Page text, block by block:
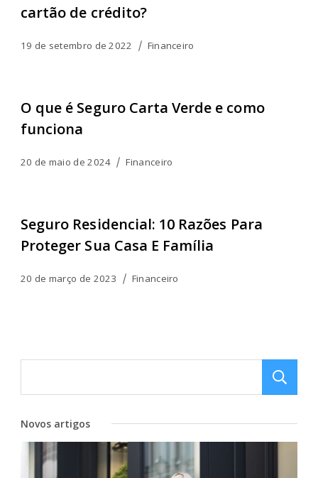
cartão de crédito?
19 de setembro de 2022 Financeiro
O que é Seguro Carta Verde e como
funciona
20 de maio de 2024 Financeiro
Seguro Residencial: 10 Razões Para
Proteger Sua Casa E Família
20 de março de 2023 Financeiro
Novos artigos